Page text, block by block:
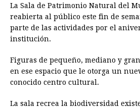
La Sala de Patrimonio Natural del
reabierta al público este fin de
parte de las actividades por el
institución.
Figuras de pequeño, mediano y
en ese espacio que le otorga un
conocido centro cultural.
La sala recrea la biodiversidad